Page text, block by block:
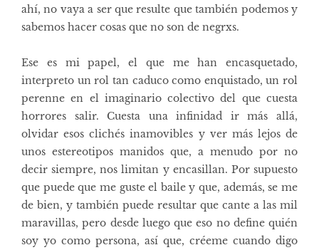
ahí, no vaya a ser que resulte que también podemos y
sabemos hacer cosas que no son de negrxs.
Ese es mi papel, el que me han encasquetado,
interpreto un rol tan caduco como enquistado, un rol
perenne en el imaginario colectivo del que cuesta
horrores salir. Cuesta una infinidad ir más allá,
olvidar esos clichés inamovibles y ver más lejos de
unos estereotipos manidos que, a menudo por no
decir siempre, nos limitan y encasillan. Por supuesto
que puede que me guste el baile y que, además, se me
de bien, y también puede resultar que cante a las mil
maravillas, pero desde luego que eso no define quién
soy yo como persona, así que, créeme cuando digo